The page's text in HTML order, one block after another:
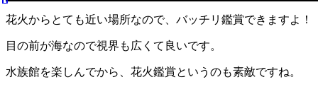
花火からとても近い場所なので、バッチリ鑑賞できますよ！
目の前が海なので視界も広くて良いです。
水族館を楽しんでから、花火鑑賞というのも素敵ですね。